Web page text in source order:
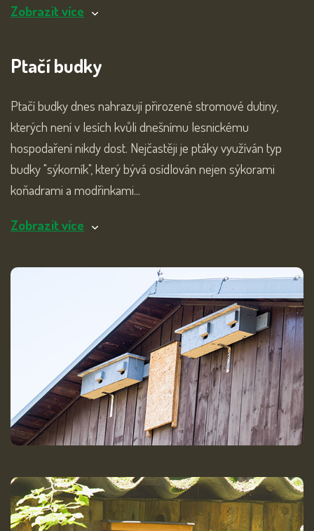
Zobrazit více
Ptačí budky
Ptačí budky dnes nahrazují přirozené stromové dutiny,
kterých není v lesích kvůli dnešnímu lesnickému
hospodaření nikdy dost. Nejčastěji je ptáky využíván typ
budky "sýkorník", který bývá osídlován nejen sýkorami
koňadrami a modřinkami...
Zobrazit více